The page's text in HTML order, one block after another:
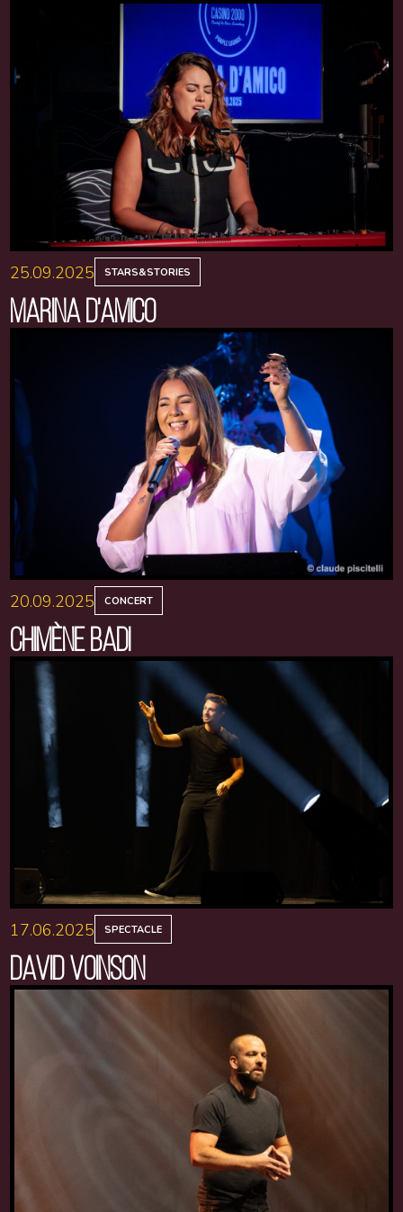
25.09.2025 STARS&STORIES
MARINA D'AMICO
20.09.2025 CONCERT
CHIMÈNE BADI
17.06.2025 SPECTACLE
DAVID VOINSON